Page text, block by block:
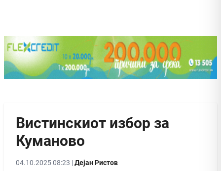
Вистинскиот избор за
Куманово
04.10.2025 08:23 |Дејан Ристов